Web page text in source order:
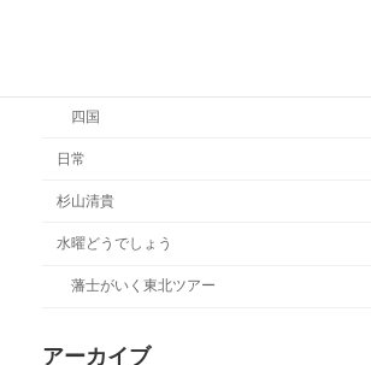
四国
日常
杉山清貴
水曜どうでしょう
藩士がいく東北ツアー
アーカイブ